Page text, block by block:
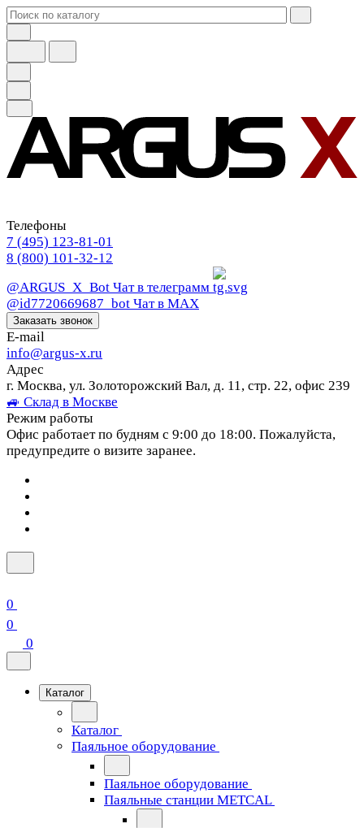
Телефоны
7 (495) 123-81-01
8 (800) 101-32-12
@ARGUS_X_Bot Чат в телеграмм
@id7720669687_bot Чат в МАХ
Заказать звонок
E-mail
info@argus-x.ru
Адрес
г. Москва, ул. Золоторожский Вал, д. 11, стр. 22, офис 239
🚙 Склад в Москве
Режим работы
Офис работает по будням с 9:00 до 18:00. Пожалуйста,
предупредите о визите заранее.
0
0
0
Каталог
Каталог
Паяльное оборудование
Паяльное оборудование
Паяльные станции METCAL